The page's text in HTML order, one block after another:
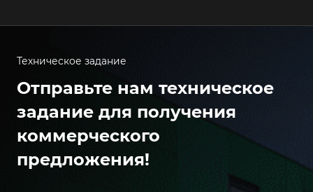
Техническое задание
Отправьте нам техническое
задание для получения
коммерческого
предложения!